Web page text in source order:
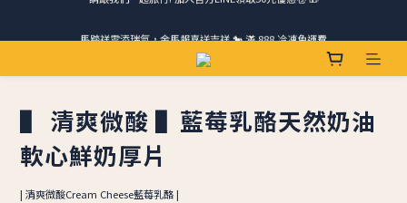
ＣＨＲＩＳＰＹ會員好禮｜集點換購物金+生日禮，獨家優惠不錯過！
▌ 清爽微酸 ▌藍莓乳酪天然奶油
軟心鮮奶厚片
| 清爽微酸Cream Cheese藍莓乳酪 |